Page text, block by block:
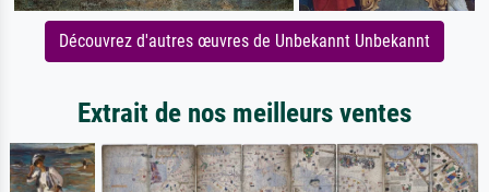
Découvrez d'autres œuvres de Unbekannt Unbekannt
Extrait de nos meilleurs ventes